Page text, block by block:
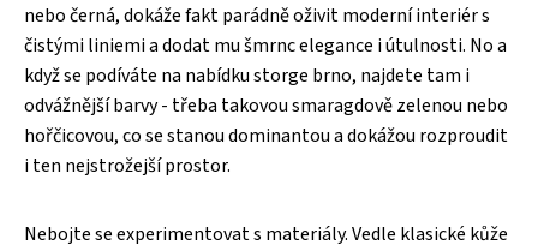
nebo černá, dokáže fakt parádně oživit moderní interiér s
čistými liniemi a dodat mu šmrnc elegance i útulnosti. No a
když se podíváte na nabídku storge brno, najdete tam i
odvážnější barvy - třeba takovou smaragdově zelenou nebo
hořčicovou, co se stanou dominantou a dokážou rozproudit
i ten nejstrožejší prostor.
Nebojte se experimentovat s materiály. Vedle klasické kůže